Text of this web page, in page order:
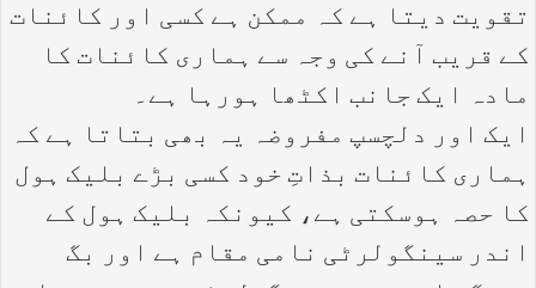
تقویت دیتا ہے کہ ممکن ہے کسی اور کائنات
کے قریب آنے کی وجہ سے ہماری کائنات کا
مادہ ایک جانب اکٹھا ہورہا ہے۔
ایک اور دلچسپ مفروضہ یہ بھی بتاتا ہے کہ
ہماری کائنات بذاتِ خود کسی بڑے بلیک ہول
کا حصہ ہوسکتی ہے، کیونکہ بلیک ہول کے
اندر سینگولرٹی نامی مقام ہے اور بگ